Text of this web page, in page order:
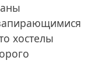
хостелы